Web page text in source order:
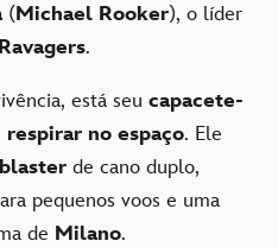
(Michael Rooker), o líder
Ravagers.
está seu capacete-
respirar no espaço. Ele
de cano duplo,
pequenos voos e uma
de Milano.